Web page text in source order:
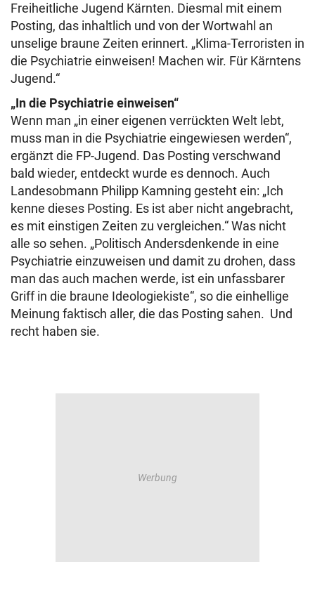
Freiheitliche Jugend Kärnten. Diesmal mit einem
Posting, das inhaltlich und von der Wortwahl an
unselige braune Zeiten erinnert. „Klima-Terroristen in
die Psychiatrie einweisen! Machen wir. Für Kärntens
Jugend.“
„In die Psychiatrie einweisen“
Wenn man „in einer eigenen verrückten Welt lebt,
muss man in die Psychiatrie eingewiesen werden“,
ergänzt die FP-Jugend. Das Posting verschwand
bald wieder, entdeckt wurde es dennoch. Auch
Landesobmann Philipp Kamning gesteht ein: „Ich
kenne dieses Posting. Es ist aber nicht angebracht,
es mit einstigen Zeiten zu vergleichen.“ Was nicht
alle so sehen. „Politisch Andersdenkende in eine
Psychiatrie einzuweisen und damit zu drohen, dass
man das auch machen werde, ist ein unfassbarer
Griff in die braune Ideologiekiste“, so die einhellige
Meinung faktisch aller, die das Posting sahen. Und
recht haben sie.